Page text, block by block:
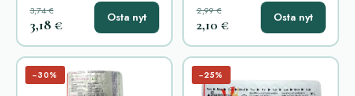
3,74 €
3,18 € Osta nyt 2,99 €
2,10 € Osta nyt
−30% −25%